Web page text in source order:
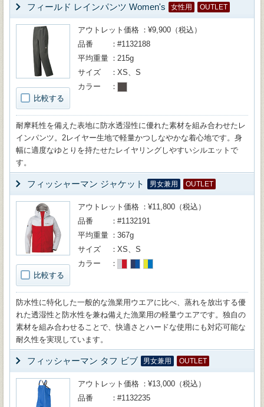
フィールド レインパンツ Women's 女性用 OUTLET
比較する
アウトレット価格
¥9,900（税込）
品番
#1132188
平均重量
215g
サイズ
XS、S
カラー
耐摩耗性を備えた表地に防水透湿性に優れた素材を組み合わせたレ
インパンツ。2レイヤー生地で軽量かつしなやかな着心地です。身
幅に適度なゆとりを持たせたレイヤリングしやすいシルエットで
す。
フィッシャーマン ジャケット 男女兼用 OUTLET
比較する
アウトレット価格
¥11,800（税込）
品番
#1132191
平均重量
367g
サイズ
XS、S
カラー
防水性に特化した一般的な漁業用ウエアに比べ、蒸れを放出する優
れた透湿性と防水性を兼ね備えた漁業用の軽量ウエアです。独自の
素材を組み合わせることで、快適さとハードな使用にも対応可能な
耐久性を実現しています。
フィッシャーマン タフ ビブ 男女兼用 OUTLET
アウトレット価格
¥13,000（税込）
品番
#1132235